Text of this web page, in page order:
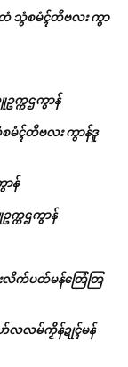
သွံစမံၚ်တိဗလး ကွာ
က္ကဌကွာန်
ၚ်တိဗလး ကွာန်ဒူ
န်
က္ကဌကွာန်
လိက်ပတ်မန်တြေံတြ
ဟ်လလမ်ကၟိန်ဍုၚ်မန်